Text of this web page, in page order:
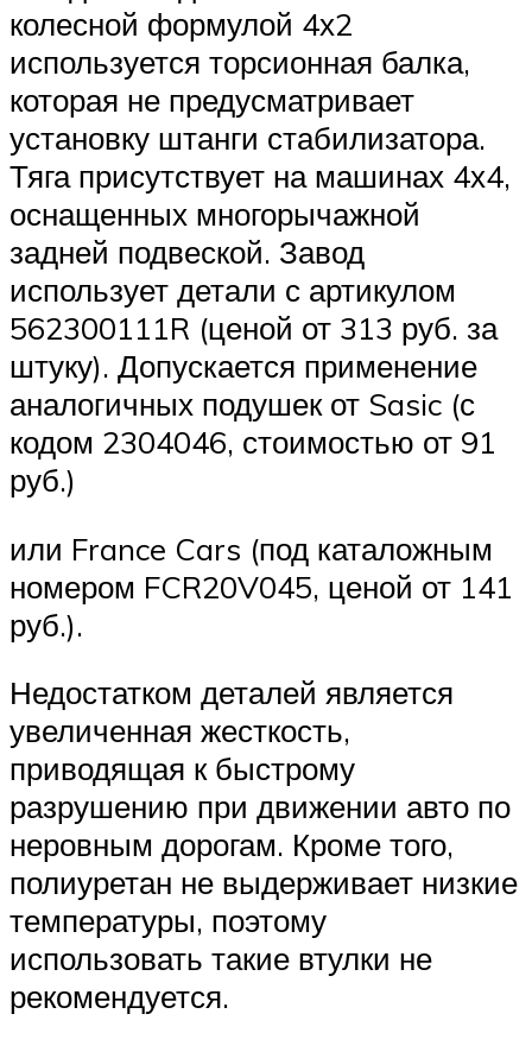
колесной формулой 4х2
используется торсионная балка,
которая не предусматривает
установку штанги стабилизатора.
Тяга присутствует на машинах 4х4,
оснащенных многорычажной
задней подвеской. Завод
использует детали с артикулом
562300111R (ценой от 313 руб. за
штуку). Допускается применение
аналогичных подушек от Sasic (с
кодом 2304046, стоимостью от 91
руб.)
или France Cars (под каталожным
номером FCR20V045, ценой от 141
руб.).
Недостатком деталей является
увеличенная жесткость,
приводящая к быстрому
разрушению при движении авто по
неровным дорогам. Кроме того,
полиуретан не выдерживает низкие
температуры, поэтому
использовать такие втулки не
рекомендуется.